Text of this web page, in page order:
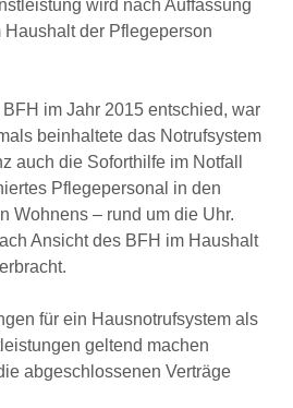
wird nach Auffassung
der Pflegeperson
BFH im Jahr 2015 entschied, war
beinhaltete das Notrufsystem
auch die Soforthilfe im Notfall
Pflegepersonal in den
Wohnens – rund um die Uhr.
Ansicht des BFH im Haushalt
für ein Hausnotrufsystem als
geltend machen
abgeschlossenen Verträge